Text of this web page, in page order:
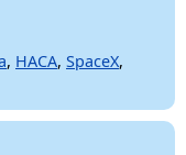
, НАСА, SpaceX,